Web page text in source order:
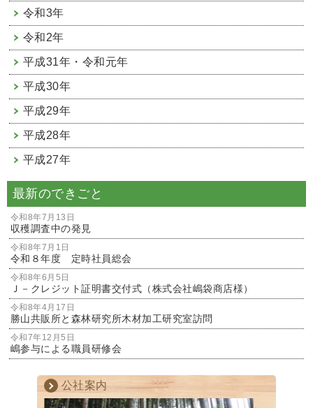
令和3年
令和2年
平成31年・令和元年
平成30年
平成29年
平成28年
平成27年
最新のできごと
令和8年7月13日
収穫調査中の発見
令和8年7月1日
令和８年度 定時社員総会
令和8年6月5日
Ｊ－クレジット証明書交付式（株式会社嶋袋商店様）
令和8年4月17日
勝山共販所と森林研究所木材加工研究室訪問
令和7年12月5日
嶋参与による職員研修会
公社案内